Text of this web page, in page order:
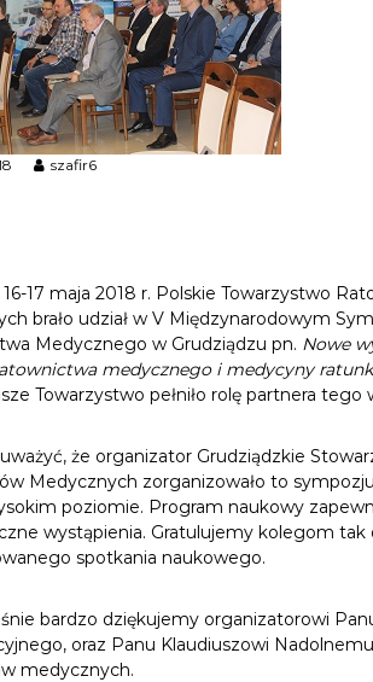
szafir6
17 maja 2018 r. Polskie Towarzystwo
brało udział w V Międzynarodowym
Medycznego w Grudziądzu pn. Nowe
medycznego i medycyny
Towarzystwo pełniło rolę partnera tego
że organizator Grudziądzkie
Medycznych zorganizowało to
poziomie. Program naukowy
wystąpienia. Gratulujemy kolegom tak
spotkania naukowego.
bardzo dziękujemy organizatorowi
oraz Panu Klaudiuszowi
medycznych.